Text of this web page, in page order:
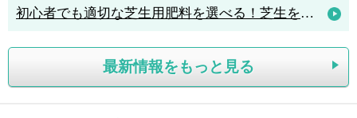
初心者でも適切な芝生用肥料を選べる！芝生を元気に育てる肥料の知識
最新情報をもっと見る